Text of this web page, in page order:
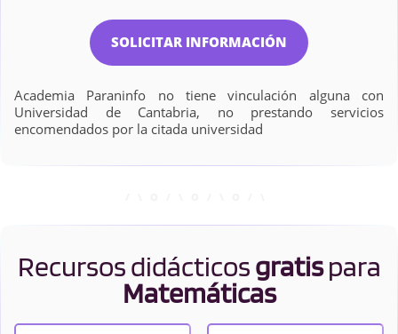
SOLICITAR INFORMACIÓN
Academia Paraninfo no tiene vinculación alguna con
Universidad de Cantabria, no prestando servicios
encomendados por la citada universidad
Recursos didácticosgratispara
Matemáticas